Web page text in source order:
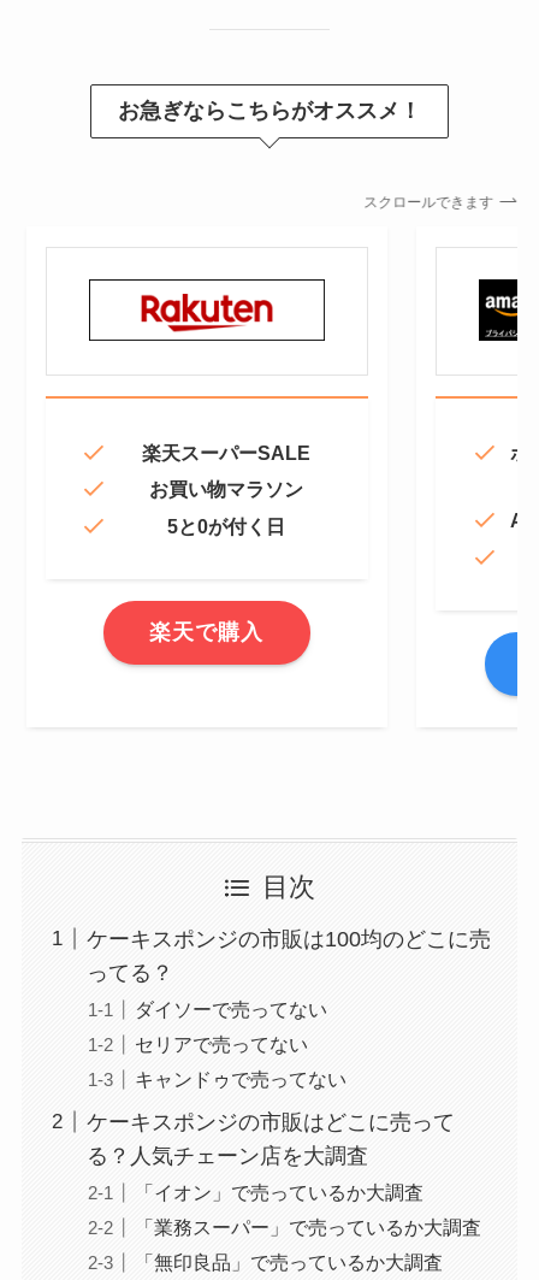
お急ぎならこちらがオススメ！
スクロールできます
楽天スーパーSALE
お買い物マラソン
5と0が付く日
楽天で購入
ポ
目次
ケーキスポンジの市販は100均のどこに売
ってる？
ダイソーで売ってない
セリアで売ってない
キャンドゥで売ってない
ケーキスポンジの市販はどこに売って
る？人気チェーン店を大調査
「イオン」で売っているか大調査
「業務スーパー」で売っているか大調査
「無印良品」で売っているか大調査